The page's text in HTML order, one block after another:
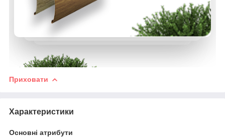
Приховати
Характеристики
Основні атрибути